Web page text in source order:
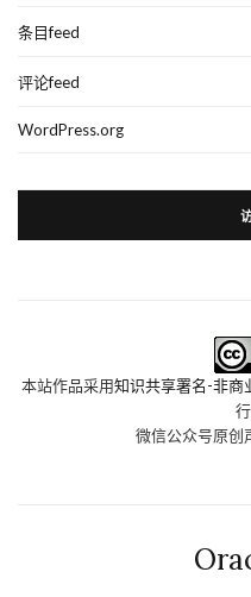
条目feed
评论feed
WordPress.org
本站作品采用知识共享署名-非商
微信公众号原创